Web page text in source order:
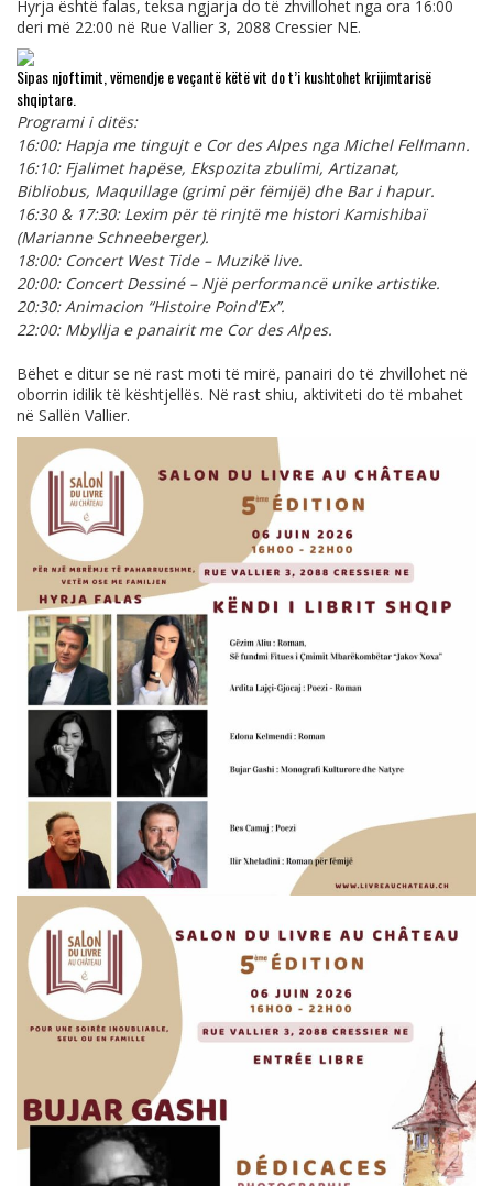
Hyrja është falas, teksa ngjarja do të zhvillohet nga ora 16:00
deri më 22:00 në Rue Vallier 3, 2088 Cressier NE.
Sipas njoftimit, vëmendje e veçantë këtë vit do t’i kushtohet krijimtarisë
shqiptare.
Programi i ditës:
16:00: Hapja me tingujt e Cor des Alpes nga Michel Fellmann.
16:10: Fjalimet hapëse, Ekspozita zbulimi, Artizanat,
Bibliobus, Maquillage (grimi për fëmijë) dhe Bar i hapur.
16:30 & 17:30: Lexim për të rinjtë me histori Kamishibaï
(Marianne Schneeberger).
18:00: Concert West Tide – Muzikë live.
20:00: Concert Dessiné – Një performancë unike artistike.
20:30: Animacion “Histoire Poind’Ex”.
22:00: Mbyllja e panairit me Cor des Alpes.
Bëhet e ditur se në rast moti të mirë, panairi do të zhvillohet në
oborrin idilik të kështjellës. Në rast shiu, aktiviteti do të mbahet
në Sallën Vallier.